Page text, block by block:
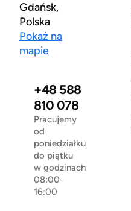
Gdańsk,
Polska
Pokaż na
mapie
+48 588
810 078
Pracujemy
od
poniedziałku
do piątku
w godzinach
08:00-
16:00